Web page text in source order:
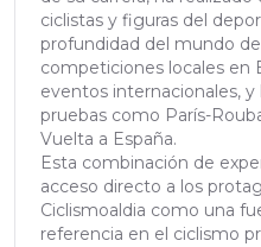
ciclistas y figuras del
profundidad del mundo
competiciones locales en
eventos internacionales, y
pruebas como París-
Vuelta a España.
Esta combinación de
acceso directo a los
Ciclismoaldia como una
referencia en el ciclismo